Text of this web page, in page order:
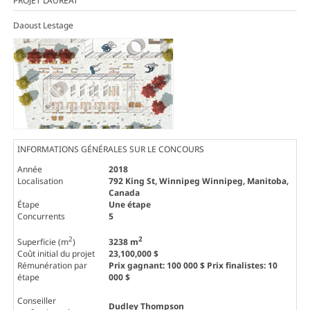
Daoust Lestage
INFORMATIONS GÉNÉRALES SUR LE CONCOURS
Année
2018
Localisation
792 King St, Winnipeg Winnipeg, Manitoba,
Canada
Étape
Une étape
Concurrents
5
Superficie (m2) 3238 m2
Coût initial du projet
23,100,000 $
Rémunération par
étape
Prix gagnant: 100 000 $ Prix finalistes: 10
000 $
Conseiller
Dudley Thompson